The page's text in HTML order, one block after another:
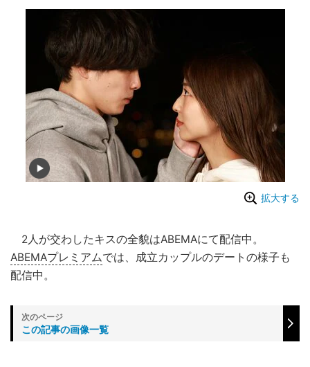
拡大する
2人が交わしたキスの全貌はABEMAにて配信中。
ABEMAプレミアムでは、成立カップルのデートの様子も
配信中。
この記事の画像一覧